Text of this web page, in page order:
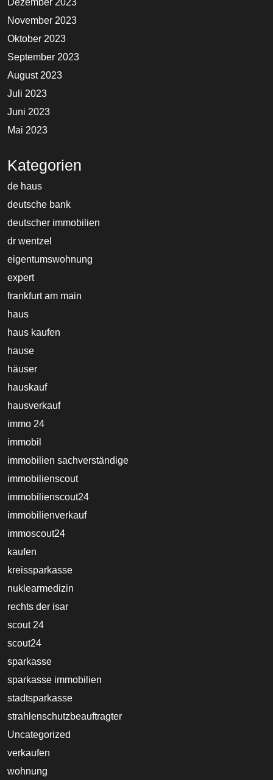
November 2023
Oktober 2023
September 2023
August 2023
Juli 2023
Juni 2023
Mai 2023
Kategorien
de haus
deutsche bank
deutscher immobilien
dr wentzel
eigentumswohnung
expert
frankfurt am main
haus
haus kaufen
hause
häuser
hauskauf
hausverkauf
immo 24
immobil
immobilien sachverständige
immobilienscout
immobilienscout24
immobilienverkauf
immoscout24
kaufen
kreissparkasse
nuklearmedizin
rechts der isar
scout 24
scout24
sparkasse
sparkasse immobilien
stadtsparkasse
strahlenschutzbeauftragter
Uncategorized
verkaufen
wohnung